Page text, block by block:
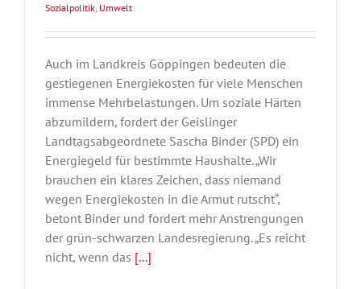
Sozialpolitik Umwelt
Auch im Landkreis Göppingen bedeuten die
gestiegenen Energiekosten für viele Menschen
immense Mehrbelastungen. Um soziale Härten
abzumildern, fordert der Geislinger
Landtagsabgeordnete Sascha Binder (SPD) ein
Energiegeld für bestimmte Haushalte. „Wir
brauchen ein klares Zeichen, dass niemand
wegen Energiekosten in die Armut rutscht“,
betont Binder und fordert mehr Anstrengungen
der grün-schwarzen Landesregierung. „Es reicht
nicht, wenn das [...]